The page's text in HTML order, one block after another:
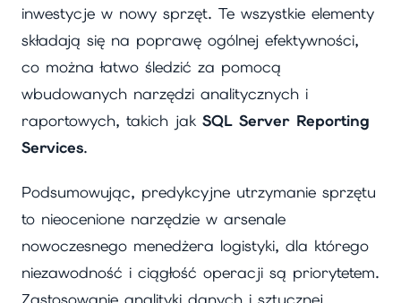
inwestycje w nowy sprzęt. Te wszystkie elementy
składają się na poprawę ogólnej efektywności,
co można łatwo śledzić za pomocą
wbudowanych narzędzi analitycznych i
raportowych, takich jak SQL Server Reporting
Services.
Podsumowując, predykcyjne utrzymanie sprzętu
to nieocenione narzędzie w arsenale
nowoczesnego menedżera logistyki, dla którego
niezawodność i ciągłość operacji są priorytetem.